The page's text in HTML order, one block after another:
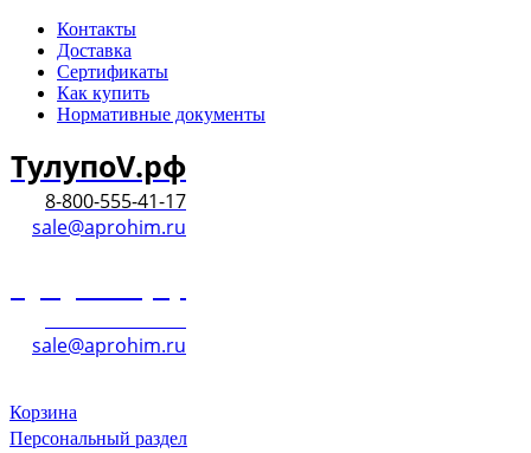
Контакты
Доставка
Сертификаты
Как купить
Нормативные документы
ТулупоV.рф
8-800-555-41-17
sale@aprohim.ru
sale@aprohim.ru
Корзина
Персональный раздел